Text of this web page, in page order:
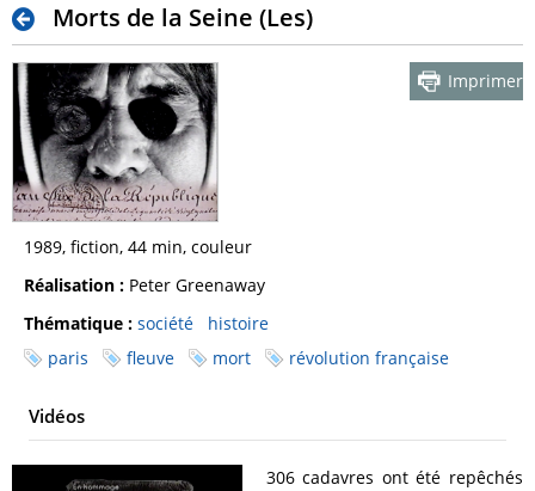
Morts de la Seine (Les)
Imprimer
1989, fiction, 44 min, couleur
Réalisation : Peter Greenaway
Thématique : société
histoire
paris
fleuve mort révolution française
Vidéos
306 cadavres ont été repêchés